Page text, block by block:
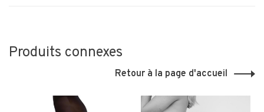
Produits connexes
Retour à la page d'accueil